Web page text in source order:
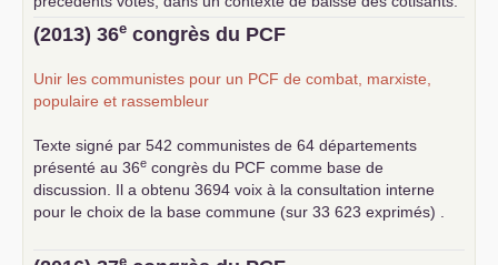
... lire la suite
(2013) 36e congrès du PCF
Unir les communistes pour un PCF de combat, marxiste,
populaire et rassembleur
Texte signé par 542 communistes de 64 départements
présenté au 36e congrès du PCF comme base de
discussion. Il a obtenu 3694 voix à la consultation interne
pour le choix de la base commune (sur 33 623 exprimés) .
e